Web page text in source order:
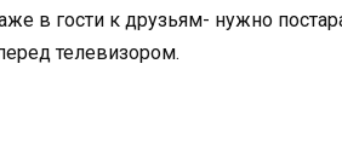
в гости к друзьям- нужно
телевизором.